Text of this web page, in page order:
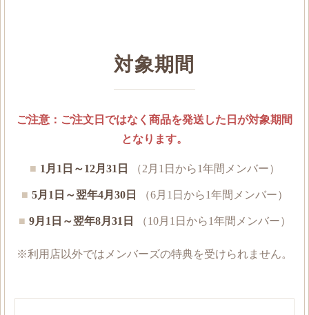
対象期間
ご注意：ご注文日ではなく商品を発送した日が対象期間
となります。
1月1日～12月31日 （2月1日から1年間メンバー）
5月1日～翌年4月30日 （6月1日から1年間メンバー）
9月1日～翌年8月31日 （10月1日から1年間メンバー）
※利用店以外ではメンバーズの特典を受けられません。